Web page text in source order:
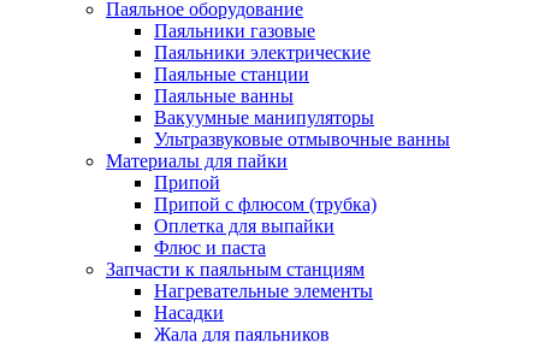
Паяльное оборудование
Паяльники газовые
Паяльники электрические
Паяльные станции
Паяльные ванны
Вакуумные манипуляторы
Ультразвуковые отмывочные ванны
Материалы для пайки
Припой
Припой с флюсом (трубка)
Оплетка для выпайки
Флюс и паста
Запчасти к паяльным станциям
Нагревательные элементы
Насадки
Жала для паяльников